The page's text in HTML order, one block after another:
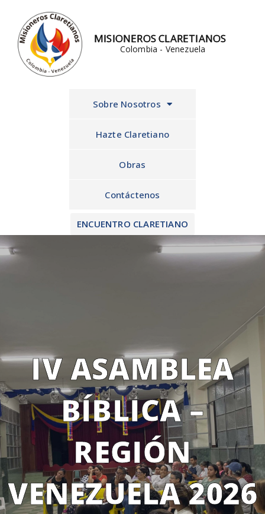
contenido
MISIONEROS CLARETIANOS
Colombia - Venezuela
Sobre Nosotros
Hazte Claretiano
Obras
Contáctenos
ENCUENTRO CLARETIANO
IV ASAMBLEA
BÍBLICA –
REGIÓN
VENEZUELA 2026